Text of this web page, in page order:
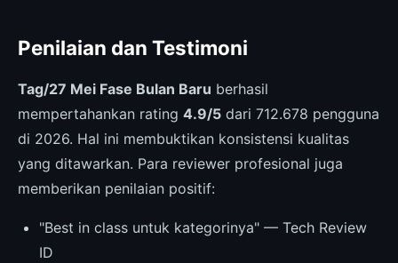
Penilaian dan Testimoni
Tag/27 Mei Fase Bulan Baru berhasil
mempertahankan rating 4.9/5 dari 712.678 pengguna
di 2026. Hal ini membuktikan konsistensi kualitas
yang ditawarkan. Para reviewer profesional juga
memberikan penilaian positif:
"Best in class untuk kategorinya" — Tech Review
ID